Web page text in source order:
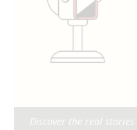
Discover the real